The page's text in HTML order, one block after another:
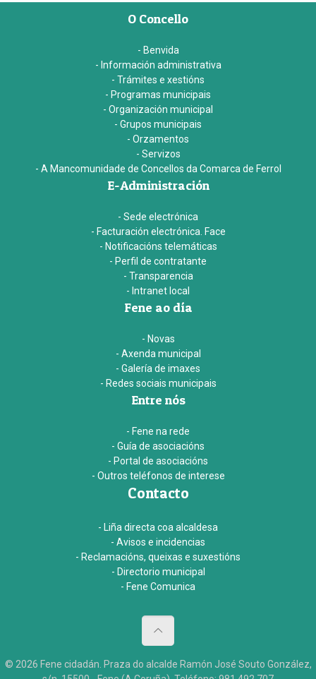
O Concello
- Benvida
- Información administrativa
- Trámites e xestións
- Programas municipais
- Organización municipal
- Grupos municipais
- Orzamentos
- Servizos
- A Mancomunidade de Concellos da Comarca de Ferrol
E-Administración
- Sede electrónica
- Facturación electrónica. Face
- Notificacións telemáticas
- Perfil de contratante
- Transparencia
- Intranet local
Fene ao día
- Novas
- Axenda municipal
- Galería de imaxes
- Redes sociais municipais
Entre nós
- Fene na rede
- Guía de asociacións
- Portal de asociacións
- Outros teléfonos de interese
Contacto
- Liña directa coa alcaldesa
- Avisos e incidencias
- Reclamacións, queixas e suxestións
- Directorio municipal
- Fene Comunica
© 2026 Fene cidadán. Praza do alcalde Ramón José Souto González,